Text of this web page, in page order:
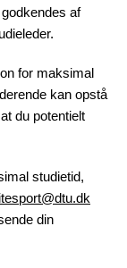
af
for maksimal
kan opstå
du potentielt
studietid,
din